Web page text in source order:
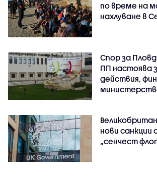
по време на
нахлуване в
Спор за
ПП настоява
действия,
нови санкции
„сенчест